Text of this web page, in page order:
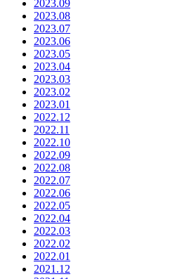
2023.09
2023.08
2023.07
2023.06
2023.05
2023.04
2023.03
2023.02
2023.01
2022.12
2022.11
2022.10
2022.09
2022.08
2022.07
2022.06
2022.05
2022.04
2022.03
2022.02
2022.01
2021.12